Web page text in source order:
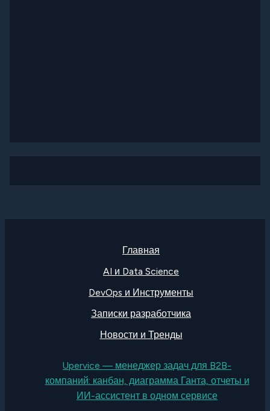
Главная
AI и Data Science
DevOps и Инструменты
Записки разработчика
Новости и Тренды
Upervice — менеджер задач для B2B-
компаний: канбан, диаграмма Ганта, отчеты и
ИИ-ассистент в одном сервисе